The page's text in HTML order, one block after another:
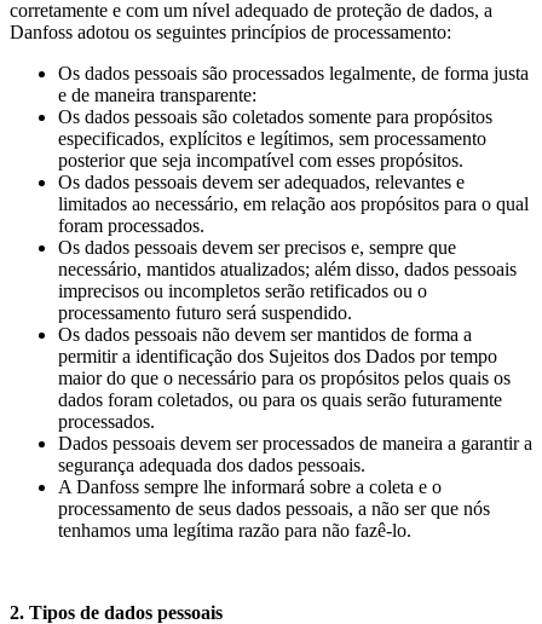
corretamente e com um nível adequado de proteção de dados, a
Danfoss adotou os seguintes princípios de processamento:
Os dados pessoais são processados legalmente, de forma justa
e de maneira transparente:
Os dados pessoais são coletados somente para propósitos
especificados, explícitos e legítimos, sem processamento
posterior que seja incompatível com esses propósitos.
Os dados pessoais devem ser adequados, relevantes e
limitados ao necessário, em relação aos propósitos para o qual
foram processados.
Os dados pessoais devem ser precisos e, sempre que
necessário, mantidos atualizados; além disso, dados pessoais
imprecisos ou incompletos serão retificados ou o
processamento futuro será suspendido.
Os dados pessoais não devem ser mantidos de forma a
permitir a identificação dos Sujeitos dos Dados por tempo
maior do que o necessário para os propósitos pelos quais os
dados foram coletados, ou para os quais serão futuramente
processados.
Dados pessoais devem ser processados de maneira a garantir a
segurança adequada dos dados pessoais.
A Danfoss sempre lhe informará sobre a coleta e o
processamento de seus dados pessoais, a não ser que nós
tenhamos uma legítima razão para não fazê-lo.
2. Tipos de dados pessoais